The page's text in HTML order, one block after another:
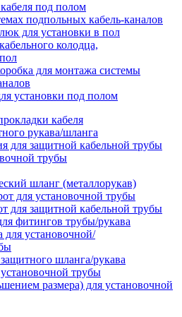
под полом
подпольных кабель-каналов
для установки в пол
колодца,
для монтажа системы
установки под полом
кабеля
рукава/шланга
для защитной кабельной трубы
трубы
шланг (металлорукав)
для установочной трубы
для защитной кабельной трубы
фитингов трубы/рукава
установочной/
шланга/рукава
трубы
размера) для установочной